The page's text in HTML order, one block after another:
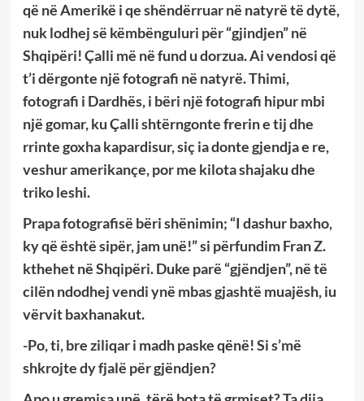
që në Amerikë i qe shëndërruar në natyrë të dytë,
nuk lodhej së këmbënguluri për “gjindjen” në
Shqipëri! Çalli më në fund u dorzua. Ai vendosi që
t’i dërgonte një fotografi në natyrë. Thimi,
fotografi i Dardhës, i bëri një fotografi hipur mbi
një gomar, ku Çalli shtërngonte frerin e tij dhe
rrinte goxha kapardisur, siç ia donte gjendja e re,
veshur amerikançe, por me kilota shajaku dhe
triko leshi.
Prapa fotografisë bëri shënimin; “I dashur baxho,
ky që është sipër, jam unë!” si përfundim Fran Z.
kthehet në Shqipëri. Duke parë “gjëndjen”, në të
cilën ndodhej vendi ynë mbas gjashtë muajësh, iu
vërvit baxhanakut.
-Po, ti, bre ziliqar i madh paske qënë! Si s’më
shkrojte dy fjalë për gjëndjen?